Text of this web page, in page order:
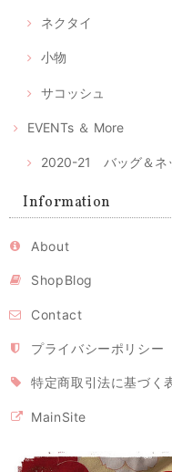
注文後、すぐに届きました
合いもあります。 マスクの
嬉しいです。ピン
気に入りのひとつ
2020/04/
ネクタイ
小物
サコッシュ
EVENTs ＆ More
2020-21 バッグ＆ネ
Information
About
ShopBlog
Contact
プライバシーポリシー
特定商取引法に基づく
MainSite